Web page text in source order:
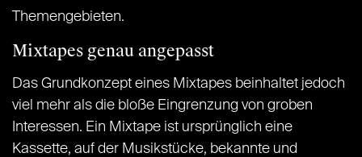
Themengebieten.
Mixtapes genau angepasst
Das Grundkonzept eines Mixtapes beinhaltet jedoch
viel mehr als die bloße Eingrenzung von groben
Interessen. Ein Mixtape ist ursprünglich eine
Kassette, auf der Musikstücke, bekannte und